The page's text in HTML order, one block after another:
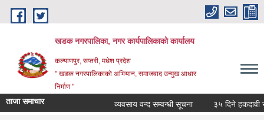
Skip to main content
खडक नगरपालिका, नगर कार्यपालिकाकाे कार्यालय
कल्याणपुर, सप्तरी, मधेश प्रदेश
" खडक नगरपालिकाको अभियान, समाजवाद उन्मुख आधार
निर्माण "
ताजा समाचार व्यवसाय वन्द सम्वन्धी सूचना ३५ दिने हकदावी